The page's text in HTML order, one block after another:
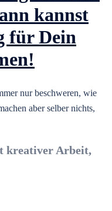
kannst
für Dein
nur beschweren, wie
aber selber nichts,
kreativer Arbeit,